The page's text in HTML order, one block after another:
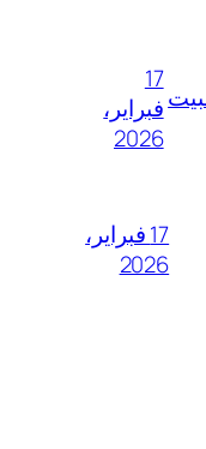
17
فبراير،
2026
17 فبراير،
2026